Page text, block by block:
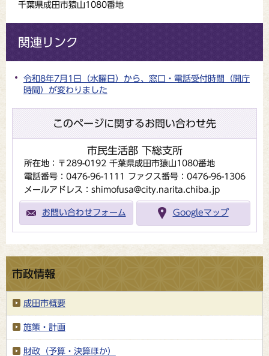
千葉県成田市猿山1080番地
関連リンク
令和8年7月1日（水曜日）から、窓口・電話受付時間（開庁
時間）が変わりました
このページに関するお問い合わせ先
市民生活部 下総支所
所在地：〒289-0192 千葉県成田市猿山1080番地
電話番号：0476-96-1111
ファクス番号：0476-96-1306
メールアドレス：shimofusa@city.narita.chiba.jp
お問い合わせフォーム Googleマップ
市政情報
成田市概要
施策・計画
財政（予算・決算ほか）